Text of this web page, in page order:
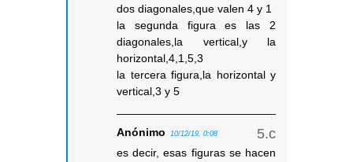
dos diagonales,que valen 4 y 1
la segunda figura es las 2
diagonales,la vertical,y la
horizontal,4,1,5,3
la tercera figura,la horizontal y
vertical,3 y 5
Anónimo 10/12/19, 0:08
es decir, esas figuras se hacen